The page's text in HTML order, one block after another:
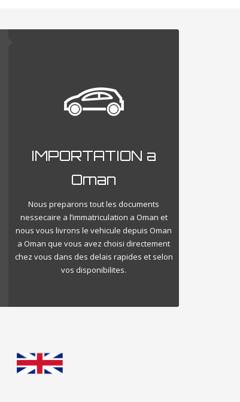
IMPORTATION a
Oman
Nous preparons tout les documents
nessecaire a l’immatriculation a Oman et
nous vous livrons le vehicule depuis Oman
a Oman que vous avez choisi directement
chez vous dans des delais rapides et selon
vos disponibilites.